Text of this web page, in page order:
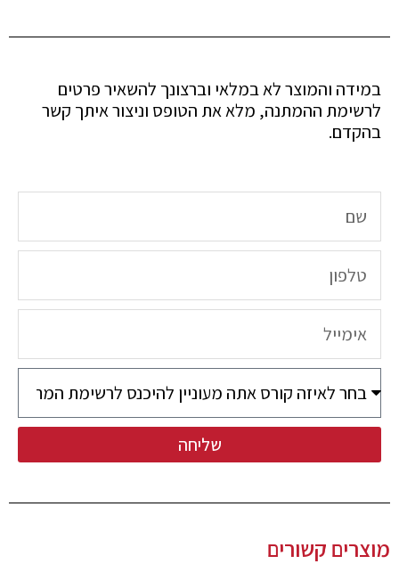
במידה והמוצר לא במלאי וברצונך להשאיר פרטים
לרשימת ההמתנה, מלא את הטופס וניצור איתך קשר
בהקדם.
שליחה
מוצרים קשורים